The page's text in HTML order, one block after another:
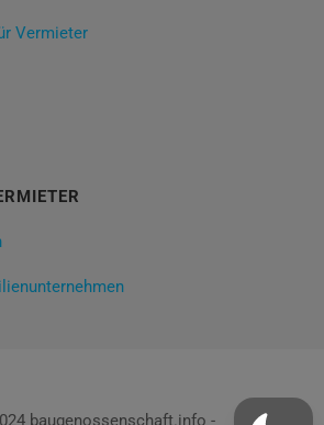
Vermieter
baugenossenschaft.info -